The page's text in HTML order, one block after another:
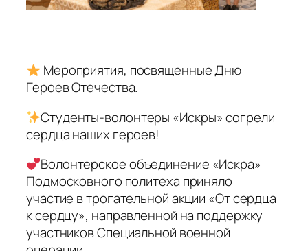
Мероприятия, посвященные Дню
Героев Отечества.
Студенты-волонтеры «Искры» согрели
сердца наших героев!
Волонтерское объединение «Искра»
Подмосковного политеха приняло
участие в трогательной акции «От сердца
к сердцу», направленной на поддержку
участников Специальной военной